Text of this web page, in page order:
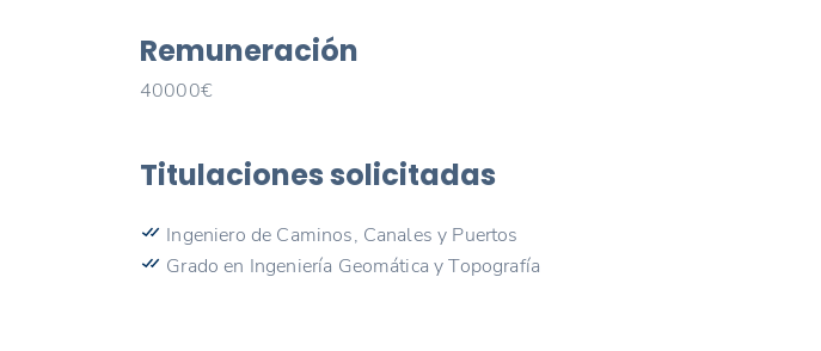
Remuneración
40000€
Titulaciones solicitadas
Ingeniero de Caminos, Canales y Puertos
Grado en Ingeniería Geomática y Topografía